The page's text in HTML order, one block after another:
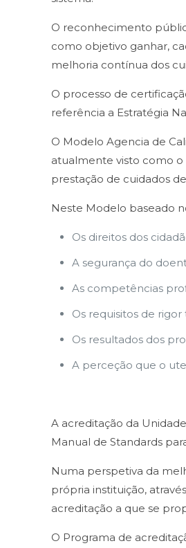
O reconhecimento
como objetivo ganhar,
melhoria contínua dos
O processo de
referência a Estratégia
O Modelo Agencia de
atualmente visto como o
prestação de cuidados
Neste Modelo baseado
Os direitos dos
A segurança do
As competências
Os requisitos de
Os resultados dos
A perceção que o
A acreditação da
Manual de Standards
Numa perspetiva da
própria instituição,
acreditação a que se
O Programa de